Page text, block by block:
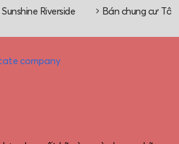
Riverside Bán chung cư Tây